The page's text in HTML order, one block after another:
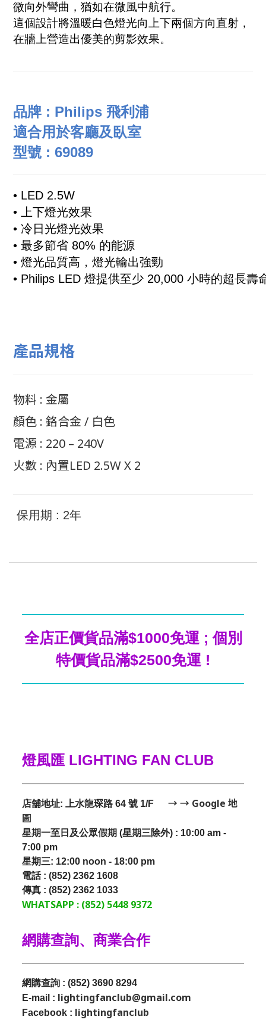
微向外彎曲，猶如在微風中航行。
這個設計將溫暖白色燈光向上下兩個方向直射，
在牆上營造出優美的剪影效果。
品牌 : Philips 飛利浦
適合用於客廳及臥室
型號 : 69089
• LED 2.5W
•
上下燈光效果
• 冷日光燈光效果
• 最多節省 80% 的能源
• 燈光品質高，燈光輸出強勁
• Philips LED 燈提供至少 20,000 小時的超長壽
產品規格
物料 : 金屬
顏色 : 鉻合金 / 白色
電源 : 220 – 240V
火數 : 內置LED 2.5W X 2
保用期 : 2年
全店正價貨品滿$1000免運 ; 個別
特價貨品滿$2500免運 !
燈風匯 LIGHTING FAN CLUB
店舖地址: 上水龍琛路 64 號 1/F
→ → Google 地
圖
星期一至日及公眾假期 (星期三除外) : 10:00 am -
7:00 pm
星期三: 12:00 noon - 18:00 pm
電話 : (852) 2362 1608
傳真 : (852) 2362 1033
WHATSAPP : (852) 5448 9372
網購查詢、商業合作
網購查詢 : (852) 3690 8294
E-mail : lightingfanclub@gmail.com
Facebook : lightingfanclub